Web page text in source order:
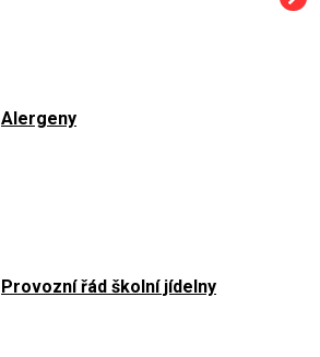
Alergeny
Provozní řád školní jídelny